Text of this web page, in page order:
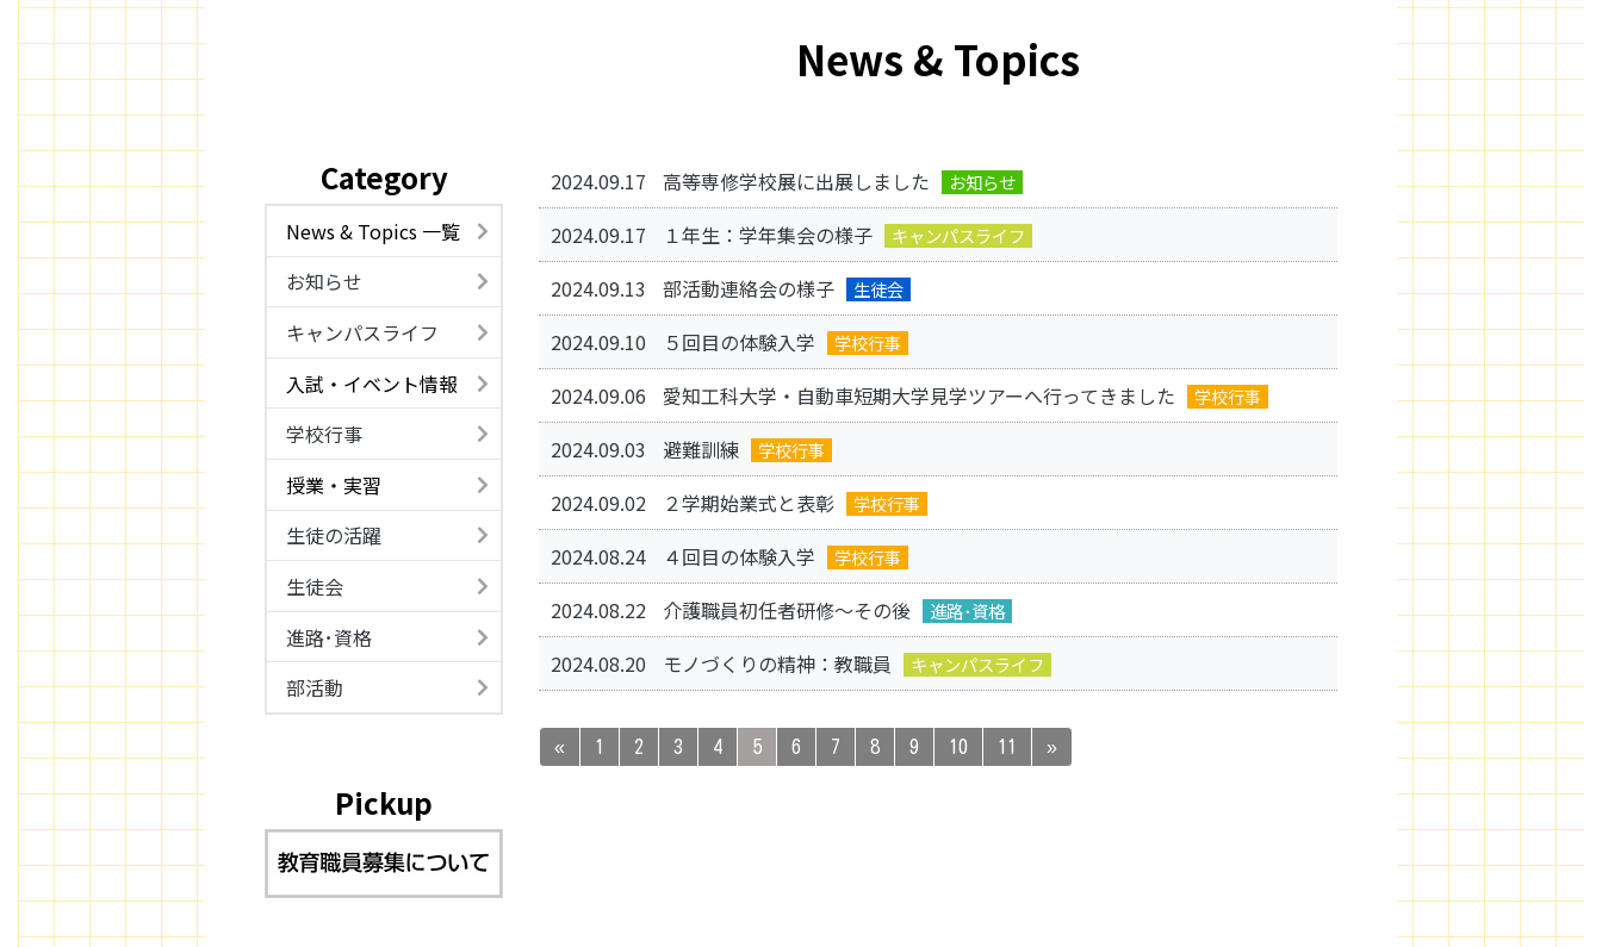
News & Topics
2024.09.17 高等専修学校展に出展しました お知らせ
2024.09.17 １年生：学年集会の様子 キャンパスライフ
2024.09.13 部活動連絡会の様子 生徒会
2024.09.10 ５回目の体験入学 学校行事
2024.09.06 愛知工科大学・自動車短期大学見学ツアーへ行ってきました 学校行事
2024.09.03 避難訓練 学校行事
2024.09.02 ２学期始業式と表彰 学校行事
2024.08.24 ４回目の体験入学 学校行事
2024.08.22 介護職員初任者研修～その後 進路･資格
2024.08.20 モノづくりの精神：教職員 キャンパスライフ
« 1 2 3 4 5 6 7 8 9 10 11 »
Category
News & Topics 一覧
お知らせ
キャンパスライフ
入試・イベント情報
学校行事
授業・実習
生徒の活躍
生徒会
進路･資格
部活動
Pickup